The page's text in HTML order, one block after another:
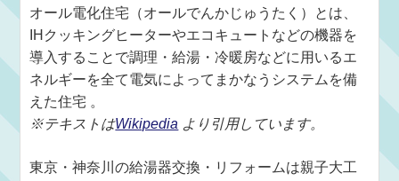
オール電化住宅（オールでんかじゅうたく）とは、
IHクッキングヒーターやエコキュートなどの機器を
導入することで調理・給湯・冷暖房などに用いるエ
ネルギーを全て電気によってまかなうシステムを備
えた住宅 。
※テキストはWikipedia より引用しています。
東京・神奈川の給湯器交換・リフォームは親子大工